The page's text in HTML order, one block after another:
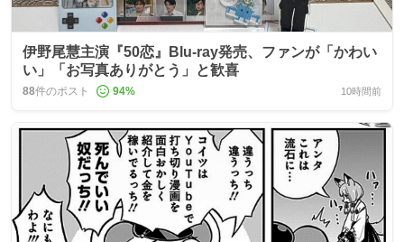
伊野尾慧主演『50恋』Blu‑ray発売、ファンが「かわい
い」「お写真ありがとう」と歓喜
88件のポスト 94% 10時間前